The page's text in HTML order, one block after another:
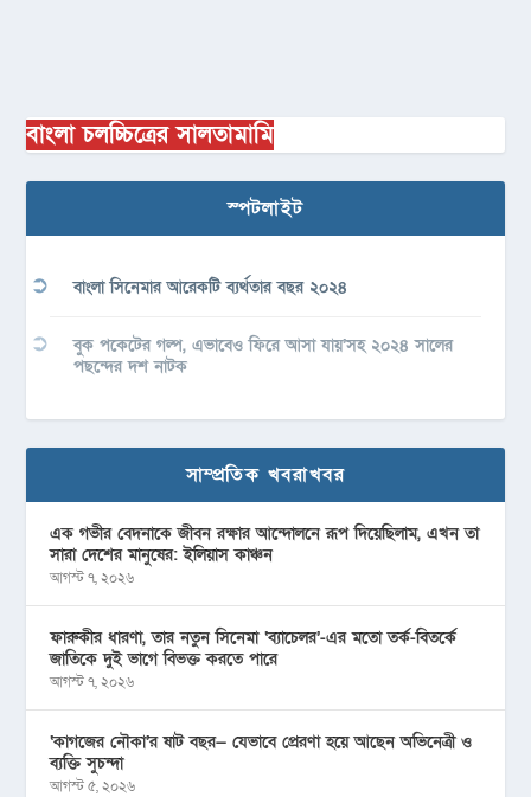
বাংলা চলচ্চিত্রের সালতামামি
স্পটলাইট
বাংলা সিনেমার আরেকটি ব্যর্থতার বছর ২০২৪
বুক পকেটের গল্প, এভাবেও ফিরে আসা যায়’সহ ২০২৪ সালের
পছন্দের দশ নাটক
সাম্প্রতিক খবরাখবর
এক গভীর বেদনাকে জীবন রক্ষার আন্দোলনে রূপ দিয়েছিলাম, এখন তা
সারা দেশের মানুষের: ইলিয়াস কাঞ্চন
আগস্ট ৭, ২০২৬
ফারুকীর ধারণা, তার নতুন সিনেমা ‘ব্যাচেলর’-এর মতো তর্ক-বিতর্কে
জাতিকে দুই ভাগে বিভক্ত করতে পারে
আগস্ট ৭, ২০২৬
‘কাগজের নৌকা’র ষাট বছর— যেভাবে প্রেরণা হয়ে আছেন অভিনেত্রী ও
ব্যক্তি সুচন্দা
আগস্ট ৫, ২০২৬